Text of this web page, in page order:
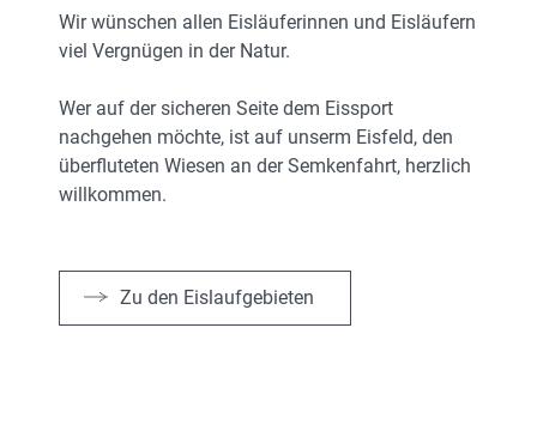
Wir wünschen allen Eisläuferinnen und Eisläufern
viel Vergnügen in der Natur.
Wer auf der sicheren Seite dem Eissport
nachgehen möchte, ist auf unserm Eisfeld, den
überfluteten Wiesen an der Semkenfahrt, herzlich
willkommen.
Zu den Eislaufgebieten